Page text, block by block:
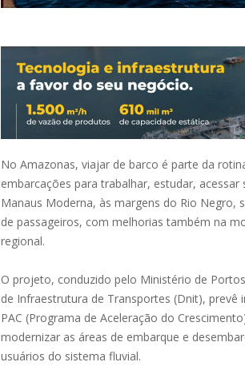
No Amazonas, viajar de barco é parte da
embarcações para trabalhar, estudar,
Manaus Moderna, às margens do Rio Negro,
de passageiros, com melhorias também na
regional.
O projeto, conduzido pelo Ministério de
de Infraestrutura de Transportes (Dnit),
PAC (Programa de Aceleração do
modernizar as áreas de embarque e
usuários do sistema fluvial.